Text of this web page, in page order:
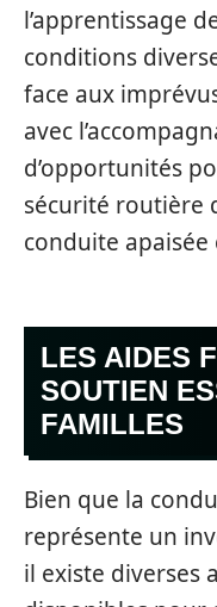
l’apprentissage
conditions
face aux
avec
d’opportunités
sécurité routière
conduite
LES AIDES
SOUTIEN
FAMILLES
Bien que la
représente un
il existe diverses